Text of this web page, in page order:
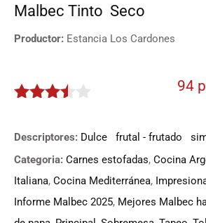
Malbec Tinto Seco
Productor: Estancia Los Cardones
94
Descriptores: Dulce frutal - frutado
Categoria: Carnes estofadas, Cocina
Italiana, Cocina Mediterránea,
Informe Malbec 2025, Mejores Malbec